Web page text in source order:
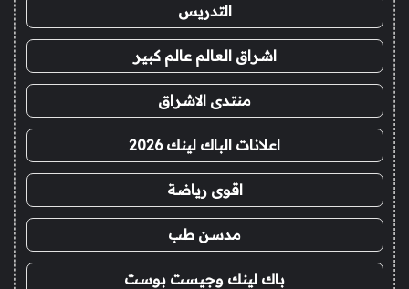
التدريس
اشراق العالم عالم كبير
منتدى الاشراق
اعلانات الباك لينك 2026
اقوى رياضة
مدسن طب
باك لينك وجيست بوست